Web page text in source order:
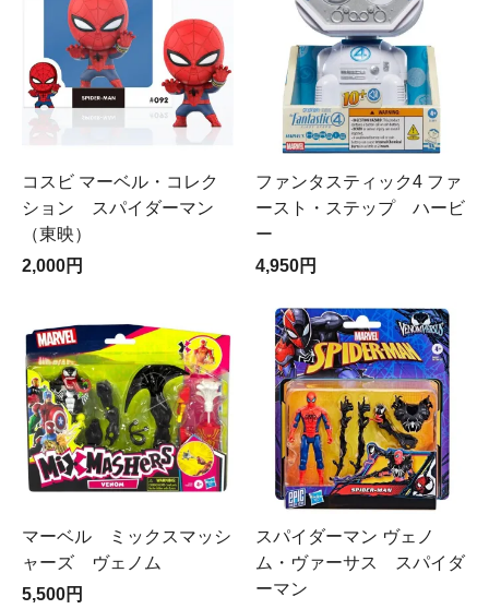
コスビ マーベル・コレク
ション スパイダーマン
（東映）
2,000円
ファンタスティック4 ファ
ースト・ステップ ハービ
ー
4,950円
マーベル ミックスマッシ
ャーズ ヴェノム
5,500円
スパイダーマン ヴェノ
ム・ヴァーサス スパイダ
ーマン